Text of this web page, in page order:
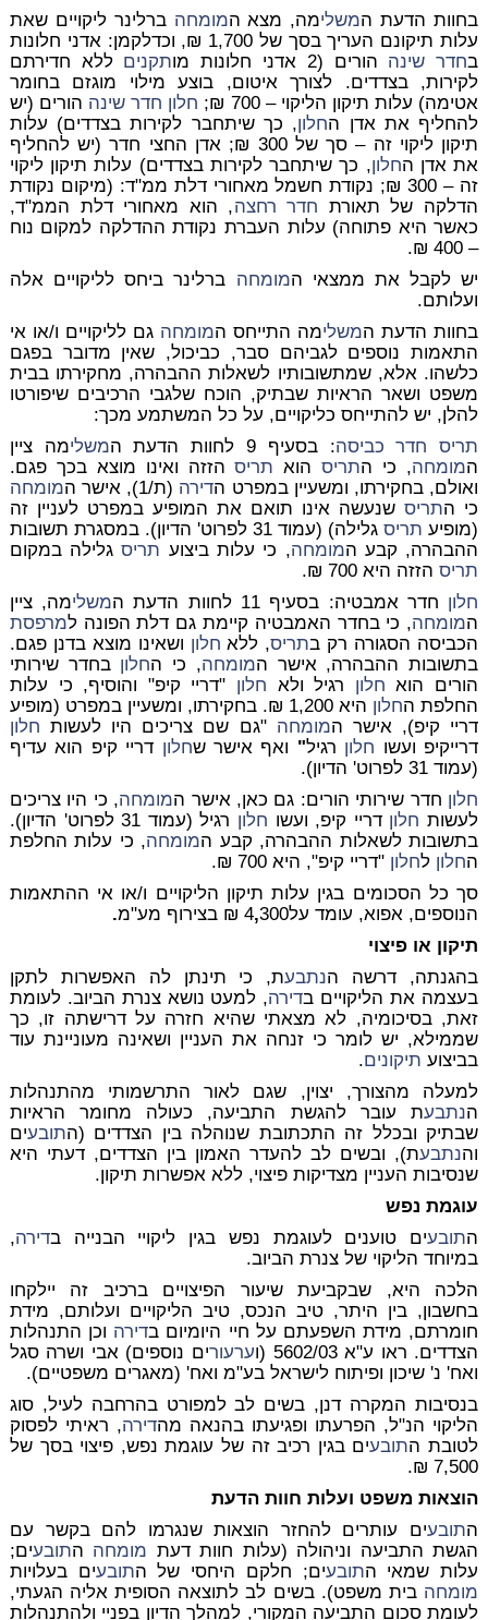
בחוות הדעת המשלימה, מצא המומחה ברלינר ליקויים שאת
עלות תיקונם העריך בסך של 1,700 ₪, וכדלקמן: אדני חלונות
בחדר שינה הורים (2 אדני חלונות מו תקנים ללא חדירתם
לקירות, בצדדים. לצורך איטום, בוצע מילוי מוגזם בחומר
אטימה) עלות תיקון הליקוי – 700 ₪;
חלון חדר שינה הורים (יש
להחליף את אדן החלון, כך שיתחבר לקירות בצדדים) עלות
תיקון ליקוי זה – סך של 300 ₪; אדן החצי חדר (יש להחליף
את אדן החלון, כך שיתחבר לקירות בצדדים) עלות תיקון ליקוי
זה – 300 ₪; נקודת חשמל מאחורי דלת ממ"ד: (מיקום נקודת
הדלקה של תאורת חדר רחצה, הוא מאחורי דלת הממ"ד,
כאשר היא פתוחה) עלות העברת נקודת ההדלקה למקום נוח
– 400 ₪.
יש לקבל את ממצאי המומחה ברלינר ביחס לליקויים אלה
ועלותם.
בחוות הדעת המשלימה התייחס המומחה גם לליקויים ו/או אי
התאמות נוספים לגביהם סבר, כביכול, שאין מדובר בפגם
כלשהו. אלא, שמתשובותיו לשאלות ההבהרה, מחקירתו בבית
משפט ושאר הראיות שבתיק, הוכח שלגבי הרכיבים שיפורטו
להלן, יש להתייחס כליקויים, על כל המשתמע מכך:
תריס
חדר כביסה: בסעיף 9 לחוות הדעת ה משלימה ציין
המומחה, כי התריסהוא תריסהזזה ואינו מוצא בכך פגם.
ואולם, בחקירתו, ומשעיין במפרט הדירה (ת/1), אישר ה
מומחה
כי התריסשנעשה אינו תואם את המופיע במפרט לעניין זה
(מופיע תריס
גלילה) (עמוד 31 לפרוט' הדיון). במסגרת תשובות
ההבהרה, קבע המומחה, כי עלות ביצוע תריסגלילה במקום
תריסהזזה היא 700 ₪.
חלון חדר אמבטיה: בסעיף 11 לחוות הדעת ה משלימה, ציין
המומחה, כי בחדר האמבטיה קיימת גם דלת הפונה למרפסת
הכביסה הסגורה רק בתריס, ללא חלון ושאינו מוצא בדנן פגם.
בתשובות ההבהרה, אישר המומחה, כי החלון בחדר שירותי
הורים הוא חלון רגיל ולא חלון "דריי קיפ" והוסיף, כי עלות
החלפת החלון
היא 1,200 ₪. בחקירתו, ומשעיין במפרט (מופיע
דריי קיפ), אישר המומחה "גם שם צריכים היו לעשות חלון
דרייקיפ ועשו חלון רגיל" ואף אישר שחלון דריי קיפ הוא עדיף
(עמוד 31 לפרוט' הדיון).
חלון חדר שירותי הורים: גם כאן, אישר המומחה, כי היו צריכים
לעשות חלון דריי קיפ, ועשו חלון
רגיל (עמוד 31 לפרוט' הדיון).
בתשובות לשאלות ההבהרה, קבע המומחה, כי עלות החלפת
החלון לחלון "דריי קיפ", היא 700 ₪.
סך כל הסכומים בגין עלות תיקון הליקויים ו/או אי ההתאמות
הנוספים, אפוא, עומד על4
,300 ₪ בצירוף מע"מ
.
תיקון או פיצוי
בהגנתה, דרשה הנתבעת, כי תינתן לה האפשרות לתקן
בעצמה את הליקויים בדירה, למעט נושא צנרת הביוב. לעומת
זאת, בסיכומיה, לא מצאתי שהיא חזרה על דרישתה זו, כך
שממילא, יש לומר כי זנחה את העניין ושאינה מעוניינת עוד
בביצוע תיקונים.
למעלה מהצורך, יצוין, שגם לאור התרשמותי מהתנהלות
הנתבעת עובר להגשת התביעה, כעולה מחומר הראיות
שבתיק ובכלל זה התכתובת שנוהלה בין הצדדים (התובעים
והנתבעת), ובשים לב להעדר האמון בין הצדדים, דעתי היא
שנסיבות העניין מצדיקות פיצוי, ללא אפשרות תיקון.
עוגמת נפש
התובעים טוענים לעוגמת נפש בגין ליקויי הבנייה בדירה,
במיוחד הליקוי של צנרת הביוב.
הלכה היא, שבקביעת שיעור הפיצויים ברכיב זה יילקחו
בחשבון, בין היתר, טיב הנכס, טיב הליקויים ועלותם, מידת
חומרתם, מידת השפעתם על חיי היומיום בדירה וכן התנהלות
הצדדים. ראו ע"א 5602/03 (ו
ערעורים נוספים) אבי ושרה סגל
ואח' נ' שיכון ופיתוח לישראל בע"מ ואח' (מאגרים משפטיים).
בנסיבות המקרה דנן, בשים לב למפורט בהרחבה לעיל, סוג
הליקוי הנ"ל, הפרעתו ופגיעתו בהנאה מהדירה, ראיתי לפסוק
לטובת התובעים בגין רכיב זה של עוגמת נפש, פיצוי בסך של
7,500 ₪.
הוצאות משפט ועלות חוות הדעת
התובעים עותרים להחזר הוצאות שנגרמו להם בקשר עם
הגשת התביעה וניהולה (עלות חוות דעת מומחה התובעים;
עלות שמאי התובעים; חלקם היחסי של התובעים בעלויות
מומחה בית משפט). בשים לב לתוצאה הסופית אליה הגעתי,
לעומת סכום התביעה המקורי, למהלך הדיון בפניי ולהתנהלות